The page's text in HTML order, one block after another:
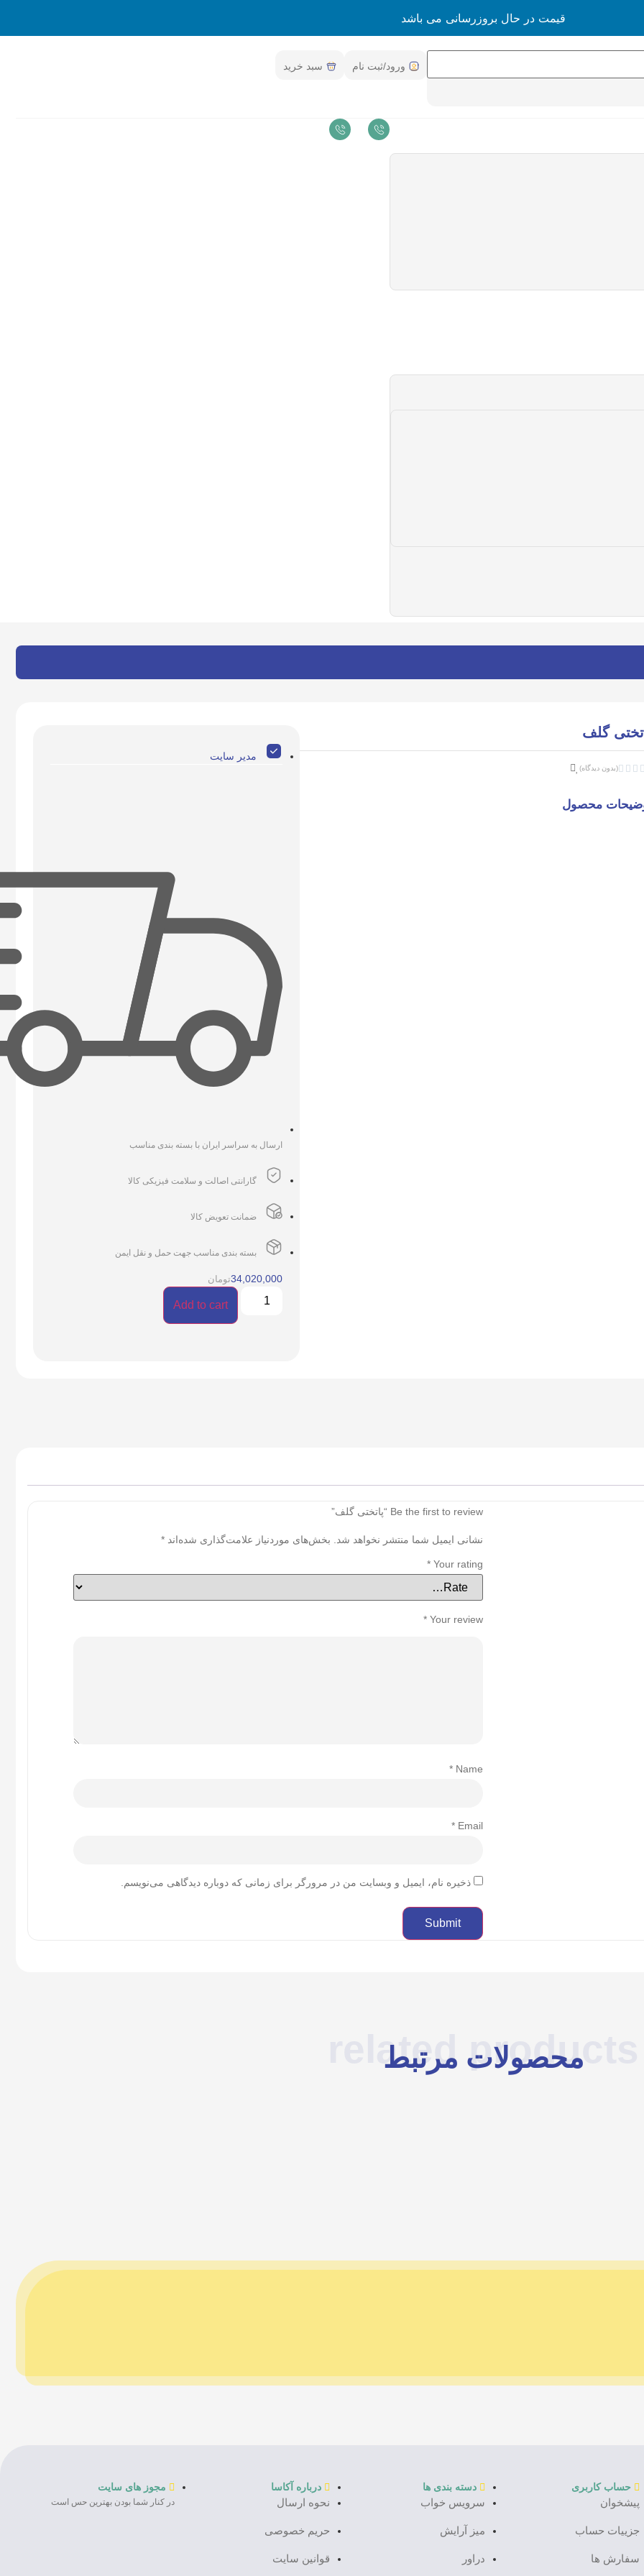
قیمت در حال بروزرسانی می باشد
ورود/ثبت نام سبد خرید
گلف



(بدون دیدگاه)
محصول
مدیر سایت
ارسال به سراسر ایران با بسته بندی مناسب
گارانتی اصالت و سلامت فیزیکی کالا
ضمانت تعویض کالا
بسته بندی مناسب جهت حمل و نقل ایمن
34,020,000تومان
Add to cart
Be the first to review “پاتختی گلف”
نشانی ایمیل شما منتشر نخواهد شد. بخش‌های موردنیاز علامت‌گذاری شده‌اند *
Your rating
*
Your review
*
Name
*
Email
*
ذخیره نام، ایمیل و وبسایت من در مرورگر برای زمانی که دوباره دیدگاهی می‌نویسم.
related products
محصولات مرتبط
حساب کاربری
پیشخوان
جزییات حساب
سفارش ها
دسته بندی ها
سرویس خواب
میز آرایش
دراور
درباره آکاسا
نحوه ارسال
حریم خصوصی
قوانین سایت
مجوز های سایت
در کنار شما بودن بهترین حس است